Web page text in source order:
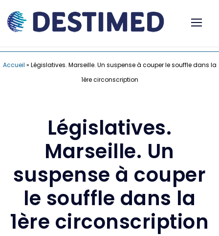
Accueil » Législatives. Marseille. Un suspense à couper le souffle dans la
1ère circonscription
Législatives.
Marseille. Un
suspense à couper
le souffle dans la
1ère circonscription